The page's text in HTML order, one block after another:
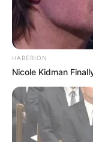
Sajnálom.
a házad előtt
ház, talán
Zsenya
– Honnan
Tudod, a
HABERION
Nicole Kidman